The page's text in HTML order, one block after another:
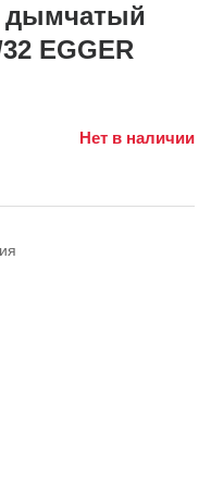
дымчатый
EGGER
Нет в наличии